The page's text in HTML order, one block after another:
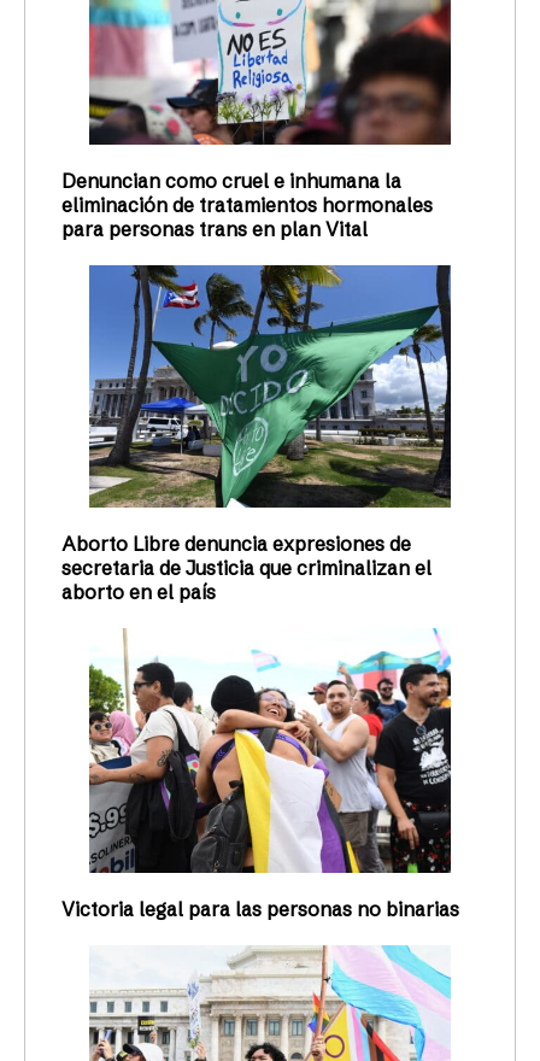
Denuncian como cruel e inhumana la
eliminación de tratamientos hormonales
para personas trans en plan Vital
Aborto Libre denuncia expresiones de
secretaria de Justicia que criminalizan el
aborto en el país
Victoria legal para las personas no binarias